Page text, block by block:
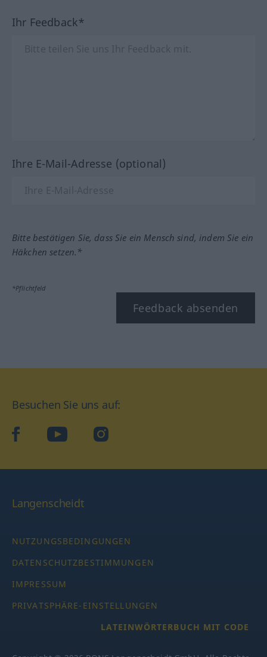
Ihr Feedback*
Ihre E-Mail-Adresse (optional)
Bitte bestätigen Sie, dass Sie ein Mensch sind, indem Sie ein
Häkchen setzen.*
*Pflichtfeld
Feedback absenden
Besuchen Sie uns auf:
facebookYouTube Instagram
Langenscheidt
NUTZUNGSBEDINGUNGEN
DATENSCHUTZBESTIMMUNGEN
IMPRESSUM
PRIVATSPHÄRE-EINSTELLUNGEN
LATEINWÖRTERBUCH MIT CODE